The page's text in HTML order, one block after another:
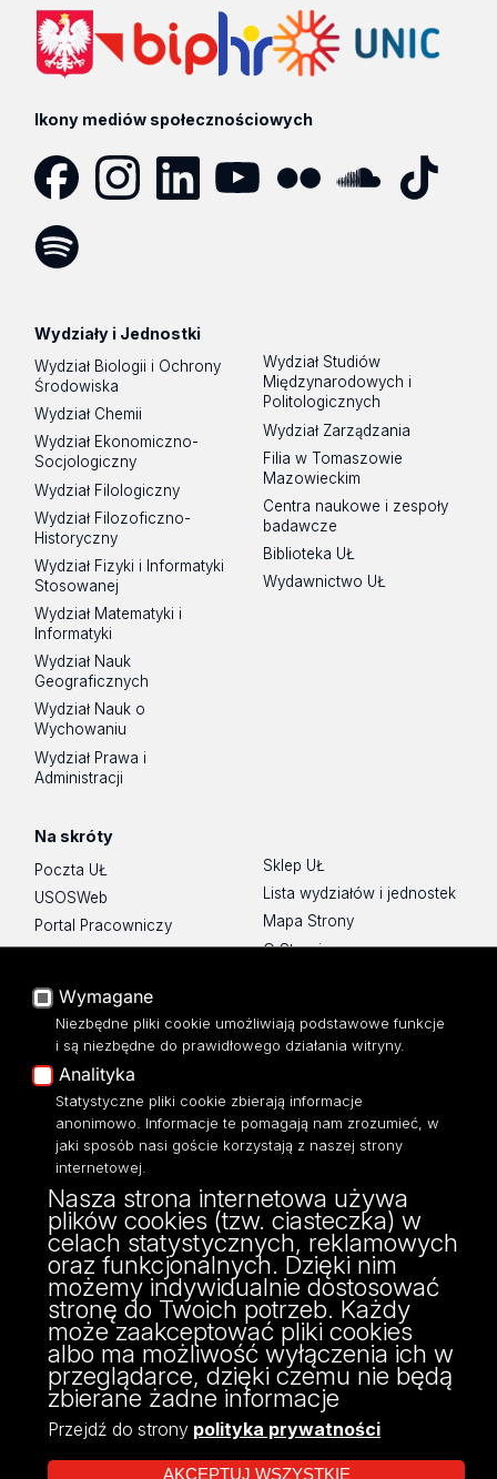
Ikony mediów społecznościowych
Wydziały i Jednostki
Wydział Biologii i Ochrony
Środowiska
Wydział Chemii
Wydział Ekonomiczno-
Socjologiczny
Wydział Filologiczny
Wydział Filozoficzno-
Historyczny
Wydział Fizyki i Informatyki
Stosowanej
Wydział Matematyki i
Informatyki
Wydział Nauk
Geograficznych
Wydział Nauk o
Wychowaniu
Wydział Prawa i
Administracji
Wydział Studiów
Międzynarodowych i
Politologicznych
Wydział Zarządzania
Filia w Tomaszowie
Mazowieckim
Centra naukowe i zespoły
badawcze
Biblioteka UŁ
Wydawnictwo UŁ
Na skróty
Poczta UŁ
USOSWeb
Portal Pracowniczy
Baza Aktów Własnych
Moodle
Eksperci UŁ
Polityka Prywatności
Dostępność
Sklep UŁ
Lista wydziałów i jednostek
Mapa Strony
O Stronie
ul. Narutowicza 68, 90-136 Łódź
NIP: 724 000 32 43
Adres do doręczeń elektronicznych (ADE):
AE:PL-74796-17640-IHHIV-17
KONTAKT
Wymagane
Niezbędne pliki cookie umożliwiają podstawowe funkcje
i są niezbędne do prawidłowego działania witryny.
Analityka
Statystyczne pliki cookie zbierają informacje
anonimowo. Informacje te pomagają nam zrozumieć, w
jaki sposób nasi goście korzystają z naszej strony
internetowej.
Nasza strona internetowa używa
plików cookies (tzw. ciasteczka) w
celach statystycznych, reklamowych
oraz funkcjonalnych. Dzięki nim
możemy indywidualnie dostosować
stronę do Twoich potrzeb. Każdy
może zaakceptować pliki cookies
albo ma możliwość wyłączenia ich w
przeglądarce, dzięki czemu nie będą
zbierane żadne informacje
Przejdź do strony polityka prywatności
AKCEPTUJ WSZYSTKIE